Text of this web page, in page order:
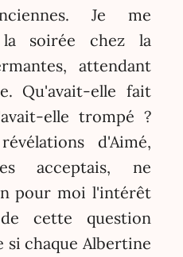
Je me
soirée chez la
attendant
Qu'avait-elle fait
elle trompé ?
d'Aimé,
acceptais, ne
pour moi l'intérêt
cette question
chaque Albertine